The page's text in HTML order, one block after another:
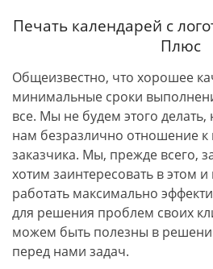
Печать календарей с
Плюс
Общеизвестно, что хорошее
минимальные сроки
все. Мы не будем этого делать,
нам безразлично отношение
заказчика. Мы, прежде всего,
хотим заинтересовать в этом
работать максимально
для решения проблем своих
можем быть полезны в
перед нами задач.